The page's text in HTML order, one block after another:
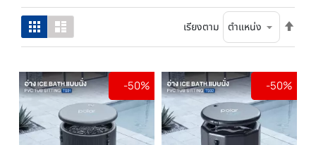
ตารางรายการ เรียงตาม
จาก
ไป
-50% -50%